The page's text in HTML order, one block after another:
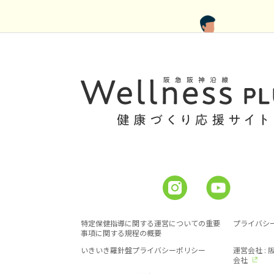
特定保健指導に関する運営についての重要
事項に関する規程の概要
プライバシ
いきいき羅針盤プライバシーポリシー
運営会社 :
会社